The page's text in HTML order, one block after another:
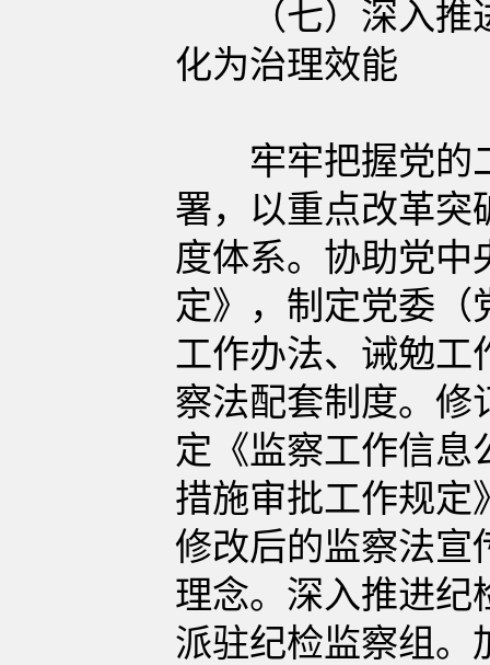
（七）深入推进
化为治理效能
牢牢把握党的二
署，以重点改革突
度体系。协助党中
定》，制定党委（
工作办法、诫勉工
察法配套制度。修
定《监察工作信息
措施审批工作规定
修改后的监察法宣
理念。深入推进纪
派驻纪检监察组。